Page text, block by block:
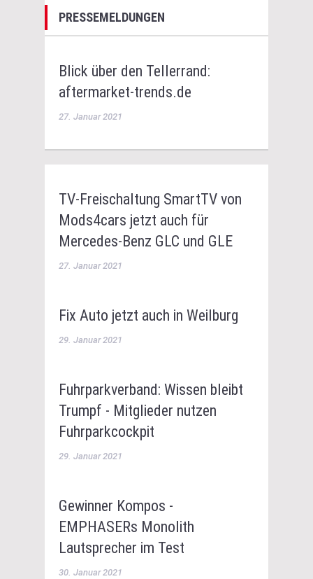
PRESSEMELDUNGEN
Blick über den Tellerrand:
aftermarket-trends.de
27. Januar 2021
TV-Freischaltung SmartTV von
Mods4cars jetzt auch für
Mercedes-Benz GLC und GLE
27. Januar 2021
Fix Auto jetzt auch in Weilburg
29. Januar 2021
Fuhrparkverband: Wissen bleibt
Trumpf - Mitglieder nutzen
Fuhrparkcockpit
29. Januar 2021
Gewinner Kompos -
EMPHASERs Monolith
Lautsprecher im Test
30. Januar 2021